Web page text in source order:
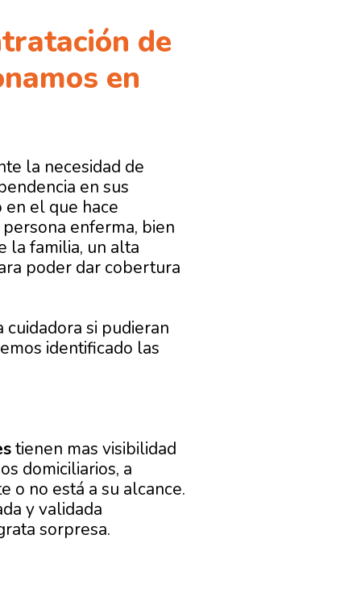
de
en
la necesidad de
en sus
el que hace
enferma, bien
la familia, un alta
poder dar cobertura
si pudieran
identificado las
tienen mas visibilidad
domiciliarios, a
o no está a su alcance.
y validada
sorpresa.